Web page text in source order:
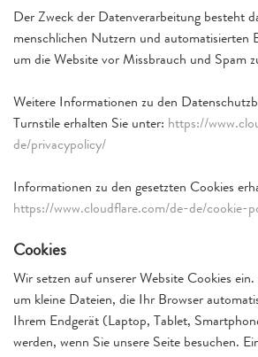
Der Zweck der Datenverarbeitung besteht
menschlichen Nutzern und automatisierten
um die Website vor Missbrauch und Spam
Weitere Informationen zu den
Turnstile erhalten Sie unter: https://
de/privacypolicy/
Informationen zu den gesetzten Cookies
https://www.cloudflare.com/de-de/cookie-
Cookies
Wir setzen auf unserer Website Cookies
um kleine Dateien, die Ihr Browser
Ihrem Endgerät (Laptop, Tablet,
werden, wenn Sie unsere Seite besuchen.